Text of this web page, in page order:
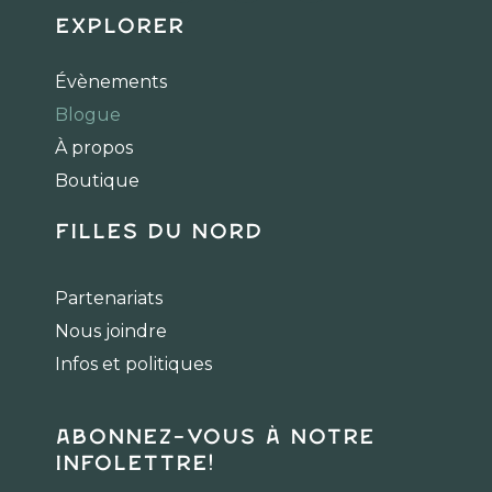
c
e
Explorer
Évènements
Blogue
À propos
Boutique
Filles du Nord
Partenariats
Nous joindre
Infos et politiques
Abonnez-vous à notre
infolettre!